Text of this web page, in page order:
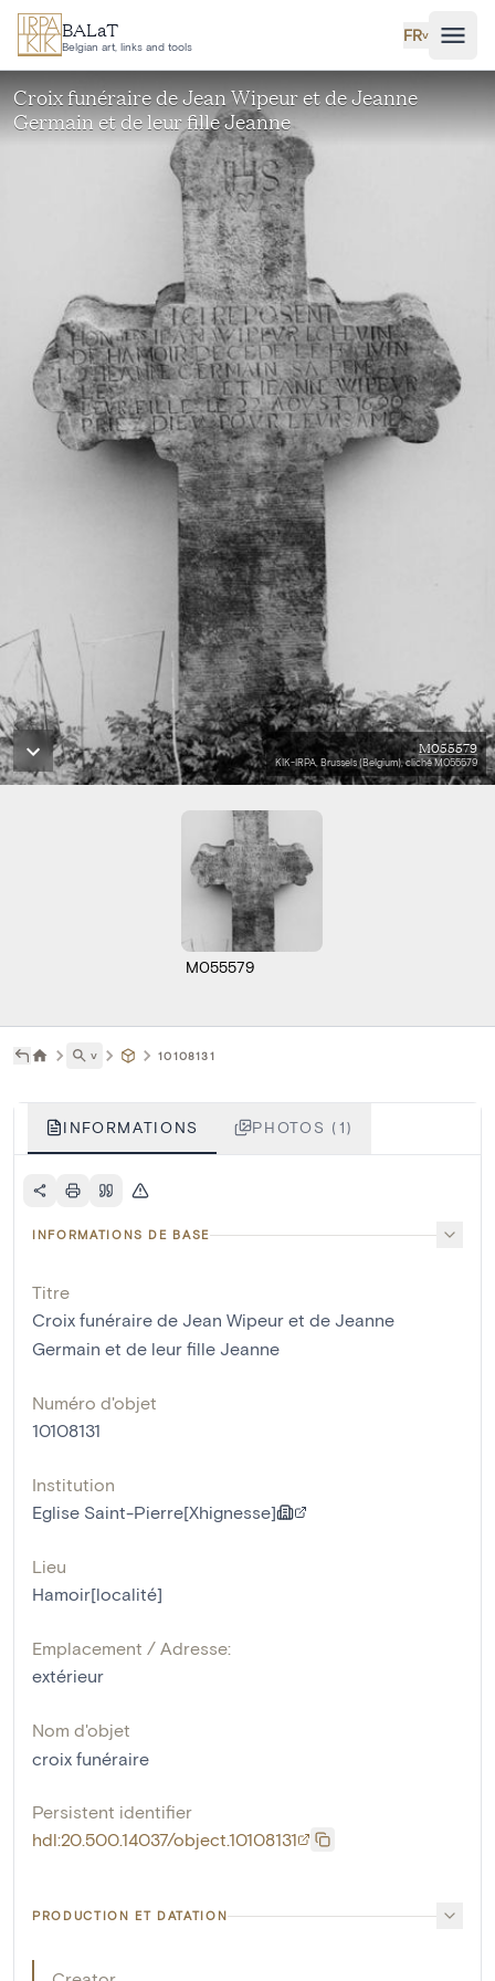
Aller au contenu principal
BALaT
Belgian art, links and tools
FR˅
Croix funéraire de Jean Wipeur et de Jeanne
Germain et de leur fille Jeanne
M055579
KIK-IRPA, Brussels (Belgium), cliché M055579
M055579
˅ 10108131
INFORMATIONS PHOTOS (1)
INFORMATIONS DE BASE
Titre
Croix funéraire de Jean Wipeur et de Jeanne
Germain et de leur fille Jeanne
Numéro d'objet
10108131
Institution
Eglise Saint-Pierre[Xhignesse]
Lieu
Hamoir[localité]
Emplacement / Adresse:
extérieur
Nom d'objet
croix funéraire
Persistent identifier
hdl:20.500.14037/object.10108131
PRODUCTION ET DATATION